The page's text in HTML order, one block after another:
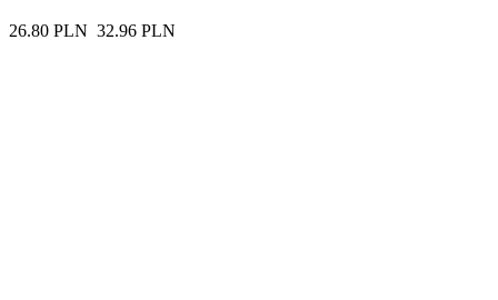
26.80 PLN 32.96 PLN